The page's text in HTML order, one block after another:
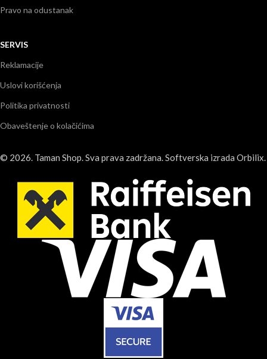
Pravo na odustanak
SERVIS
Reklamacije
Uslovi korišćenja
Politika privatnosti
Obaveštenje o kolačićima
© 2026. Taman Shop . Sva prava zadržana. Softverska izrada Orbilix